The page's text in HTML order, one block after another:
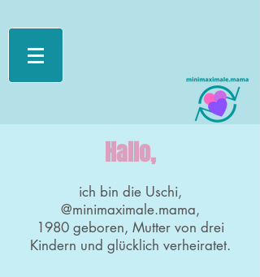
Hallo,
ich bin die Uschi,
@minimaximale.mama,
1980 geboren, Mutter von drei
Kindern und glücklich verheiratet.